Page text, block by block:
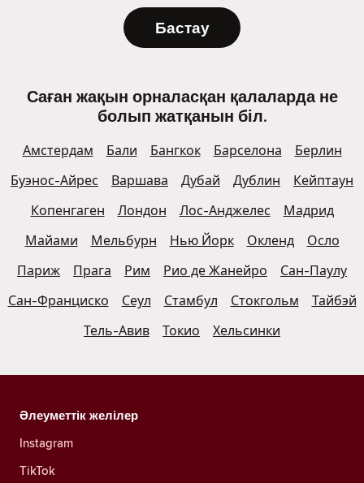
Бастау
Саған жақын орналасқан қалаларда не
болып жатқанын біл.
Амстердам Бали Бангкок Барселона
Берлин
Буэнос-Айрес
Варшава Дубай Дублин
Кейптаун
Копенгаген
Лондон Лос-Анджелес
Мадрид
Майами
Мельбурн Нью Йорк Окленд
Осло
Париж
Прага Рим Рио де Жанейро
Сан-Паулу
Сан-Франциско
Сеул Стамбул Стокгольм
Тайбэй
Тель-Авив
Токио Хельсинки
Әлеуметтік желілер
Instagram
TikTok